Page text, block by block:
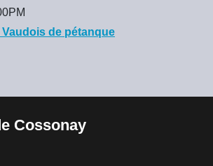
de pétanque
Cossonay